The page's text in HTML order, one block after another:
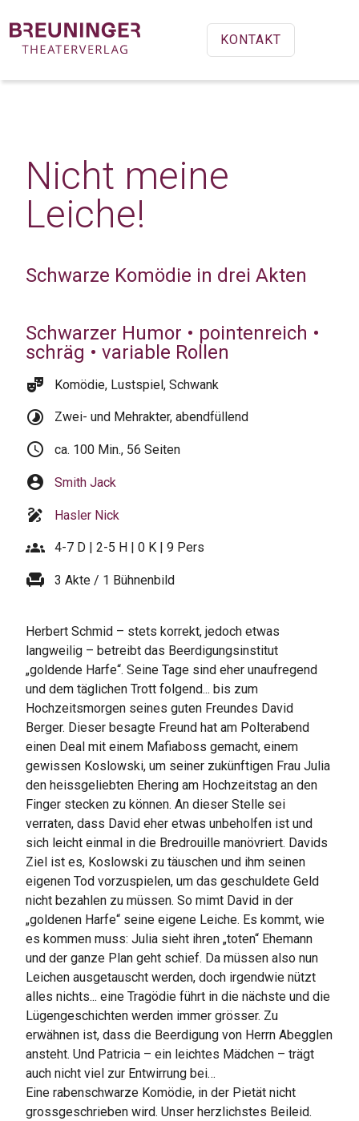
KONTAKT
Nicht meine
Leiche!
Schwarze Komödie in drei Akten
Schwarzer Humor • pointenreich •
schräg • variable Rollen
theater_comedy Komödie, Lustspiel, Schwank
timelapse Zwei- und Mehrakter, abendfüllend
schedule ca. 100 Min., 56 Seiten
account_circle Smith Jack
draw Hasler Nick
groups 4-7 D | 2-5 H | 0 K | 9 Pers
chair 3 Akte / 1 Bühnenbild
Herbert Schmid – stets korrekt, jedoch etwas
langweilig – betreibt das Beerdigungsinstitut
„goldende Harfe“. Seine Tage sind eher unaufregend
und dem täglichen Trott folgend... bis zum
Hochzeitsmorgen seines guten Freundes David
Berger. Dieser besagte Freund hat am Polterabend
einen Deal mit einem Mafiaboss gemacht, einem
gewissen Koslowski, um seiner zukünftigen Frau Julia
den heissgeliebten Ehering am Hochzeitstag an den
Finger stecken zu können. An dieser Stelle sei
verraten, dass David eher etwas unbeholfen ist und
sich leicht einmal in die Bredrouille manövriert. Davids
Ziel ist es, Koslowski zu täuschen und ihm seinen
eigenen Tod vorzuspielen, um das geschuldete Geld
nicht bezahlen zu müssen. So mimt David in der
„goldenen Harfe“ seine eigene Leiche. Es kommt, wie
es kommen muss: Julia sieht ihren „toten“ Ehemann
und der ganze Plan geht schief. Da müssen also nun
Leichen ausgetauscht werden, doch irgendwie nützt
alles nichts... eine Tragödie führt in die nächste und die
Lügengeschichten werden immer grösser. Zu
erwähnen ist, dass die Beerdigung von Herrn Abegglen
ansteht. Und Patricia – ein leichtes Mädchen – trägt
auch nicht viel zur Entwirrung bei…
Eine rabenschwarze Komödie, in der Pietät nicht
grossgeschrieben wird. Unser herzlichstes Beileid.